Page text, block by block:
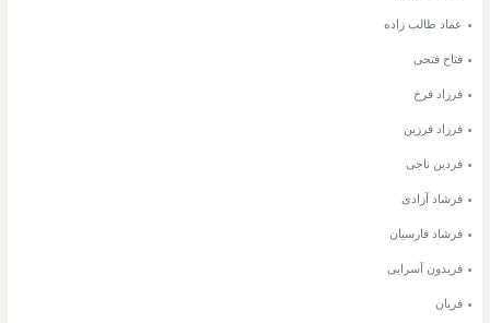
عماد طالب زاده
فتاح فتحی
فرزاد فرخ
فرزاد فرزین
فردین ناجی
فرشاد آزادی
فرشاد فارسیان
فریدون آسرایی
فریان